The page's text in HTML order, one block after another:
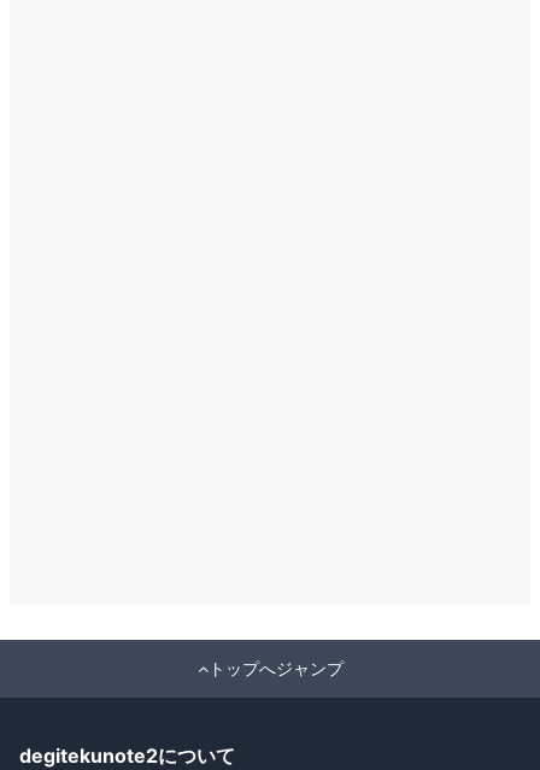
トップへジャンプ
degitekunote2について